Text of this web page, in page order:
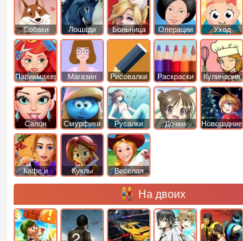
Собаки Лошади Больница Операции Уход
Парикмахер Магазин Рисовалки Раскраски Кулинария
Салон Смурфики Русалки Дочки Новогодние
Кафе и
Куклы
Веселая
На двоих